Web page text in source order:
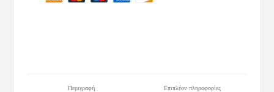
Περιγραφή Επιπλέον πληροφορίες